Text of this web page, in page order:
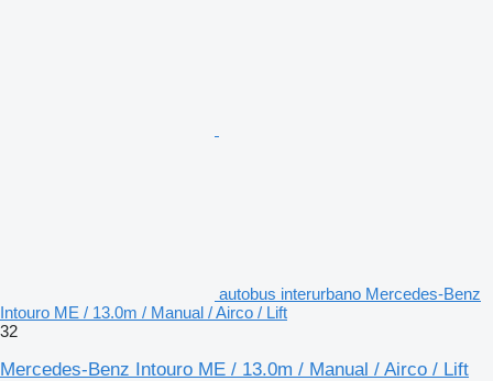
autobus interurbano Mercedes-Benz
Intouro ME / 13.0m / Manual / Airco / Lift
32
Mercedes-Benz Intouro ME / 13.0m / Manual / Airco / Lift